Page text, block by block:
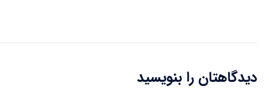
دیدگاهتان را بنویسید